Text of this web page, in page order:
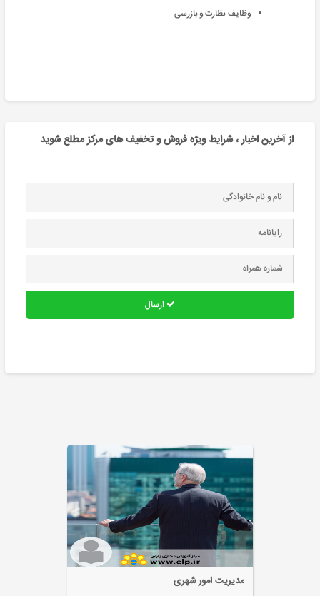
وظایف نظارت و بازرسی
از آخرین اخبار ، شرایط ویژه فروش و تخفیف های مرکز مطلع شوید
ارسال